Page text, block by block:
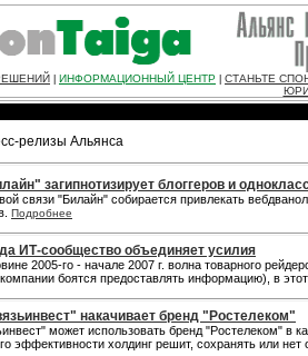
ИНФОРМАЦИОННЫЙ ЦЕНТР СТАНЬТЕ
релизы Альянса
загипнотизирует блоггеров и
связи "Билайн" собирается привлекать
Подробнее
ИТ-сообщество объединяет усилия
2005-го - начале 2007 г. волна товарного
боятся предоставлять информацию), в
накачивает бренд "Ростелеком"
может использовать бренд "Ростелеком" в
эффективности холдинг решит, сохранять или